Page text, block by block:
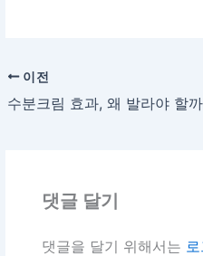
이전
수분크림 효과, 왜 발라야 할
댓글 달기
댓글을 달기 위해서는